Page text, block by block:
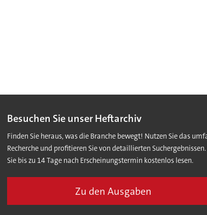
Besuchen Sie unser Heftarchiv
Finden Sie heraus, was die Branche bewegt! Nutzen Sie das
Recherche und profitieren Sie von detaillierten
Sie bis zu 14 Tage nach Erscheinungstermin kostenlos lesen.
Zu den Ausgaben